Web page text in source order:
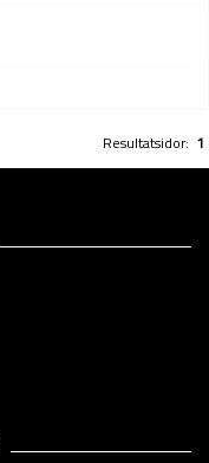
Resultatsidor: 1